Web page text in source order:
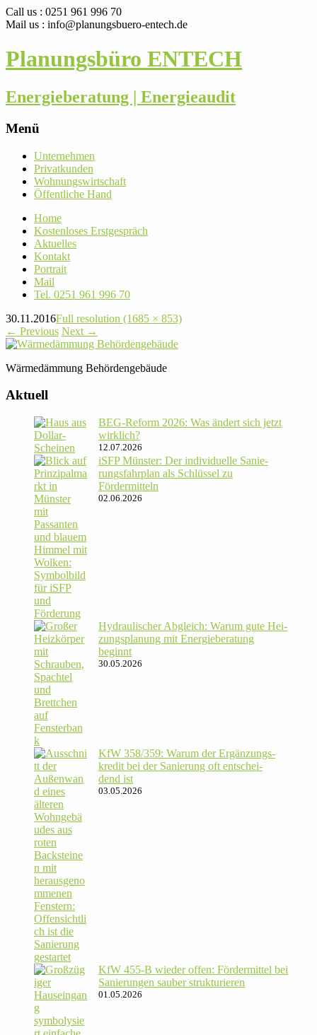
Call us : 0251 961 996 70
Mail us : info@planungsbuero-entech.de
Planungsbüro ENTECH
Energieberatung | Energieaudit
Menü
Skip
content
Unter­nehmen
Pri­vat­kunden
Woh­nungs­wirt­schaft
Öffent­liche Hand
Home
Kos­ten­loses Erstgespräch
Aktu­elles
Kontakt
Por­trait
Mail
Tel. 0251 961 996 70
30.11.2016Full resolution (1685 × 853)
← Previous Next →
Wär­me­däm­mung Behördengebäude
Aktuell
BEG-Reform 2026: Was ändert sich jetzt
wirklich?
12.07.2026
iSFP Münster: Der indi­vi­du­elle Sanie­
rungs­fahr­plan als Schlüssel zu
Fördermitteln
02.06.2026
Hydrau­li­scher Abgleich: Warum gute Hei­
zungs­pla­nung mit Energie­beratung
beginnt
30.05.2026
KfW 358/​359: Warum der Ergän­zungs­
kredit bei der Sanie­rung oft ent­schei­
dend ist
03.05.2026
KfW 455‑B wieder offen: För­der­mittel bei
Sanie­rungen sauber strukturieren
01.05.2026